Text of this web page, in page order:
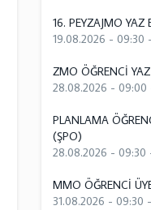
16. PEYZAJMO
19.08.2026 - 09:30
ZMO ÖĞRENCİ
28.08.2026 - 09:00
PLANLAMA
(ŞPO)
28.08.2026 - 09:30
MMO ÖĞRENCİ
31.08.2026 - 09:30